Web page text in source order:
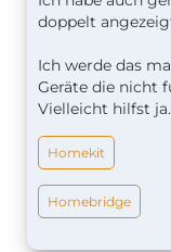
doppelt
Ich werde das
Geräte die nicht
Vielleicht hilfst ja.
Homekit
Homebridge